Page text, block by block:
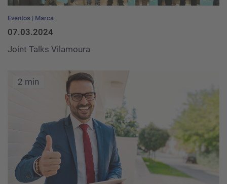
Eventos Marca
07.03.2024
Joint Talks Vilamoura
2 min